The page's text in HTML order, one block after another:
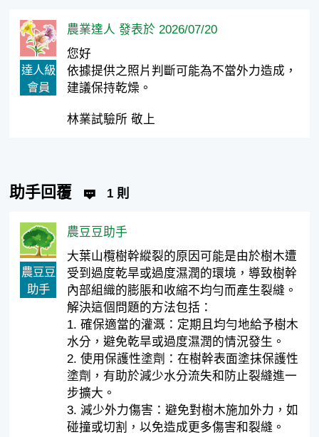
達人級
會員
農業達人 發表於 2026/07/20
您好
依據提供之照片判斷可能為不當外力造成，
建議保持乾燥。
林業試驗所 敬上
助手回覆 1 則
農豆豆
助手
農豆豆助手
大葉山欖樹幹縱裂的原因可能是由於樹木遭
受到過度乾旱或過度濕潤的環境，導致樹幹
內部組織的膨脹和收縮不均勻而產生裂縫。
解決這個問題的方法包括：
1. 確保適當的灌溉：定期且均勻地給予樹木
水分，避免乾旱或過度濕潤的情況發生。
2. 使用保護性塗劑：在樹幹表面塗抹保護性
塗劑，有助於減少水分流失和防止裂縫進一
步擴大。
3. 減少外力傷害：避免對樹木施加外力，如
碰撞或切割，以免造成更多傷害和裂縫。